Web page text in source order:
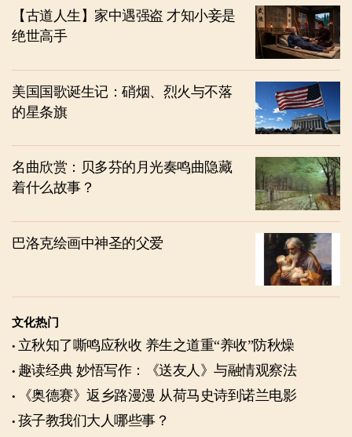
【古道人生】家中遇强盗 才知小妾是
绝世高手
美国国歌诞生记：硝烟、烈火与不落
的星条旗
名曲欣赏：贝多芬的月光奏鸣曲隐藏
着什么故事？
巴洛克绘画中神圣的父爱
文化热门
立秋知了嘶鸣应秋收 养生之道重“养收”防秋燥
趣读经典 妙悟写作：《送友人》与融情观察法
《奥德赛》返乡路漫漫 从荷马史诗到诺兰电影
孩子教我们大人哪些事？